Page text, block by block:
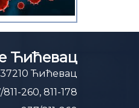
Ћићевац
Ћићевац
260, 811-178